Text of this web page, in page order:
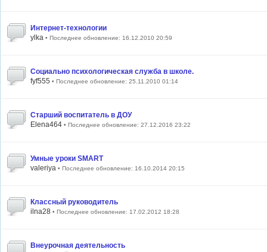
Интернет-технологии
ylka • Последнее обновление: 16.12.2010 20:59
Социально психологическая служба в школе.
fyf555 • Последнее обновление: 25.11.2010 01:14
Старший воспитатель в ДОУ
Elena464 • Последнее обновление: 27.12.2016 23:22
Умные уроки SMART
valeriya • Последнее обновление: 16.10.2014 20:15
Классный руководитель
ilna28 • Последнее обновление: 17.02.2012 18:28
Внеурочная деятельность